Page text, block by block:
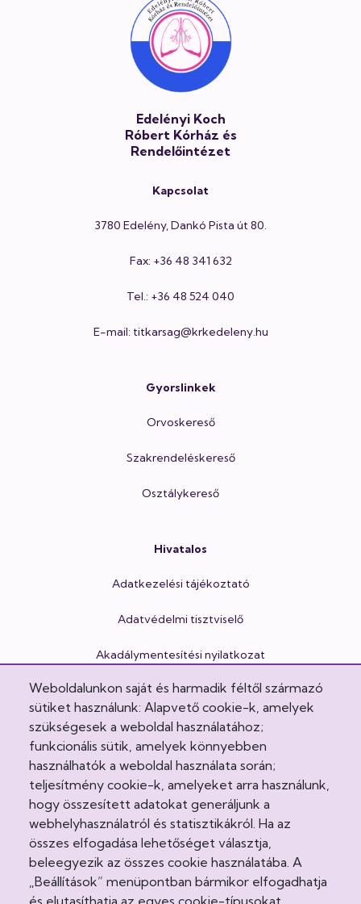
Edelényi Koch
Róbert Kórház és
Rendelőintézet
Kapcsolat
3780 Edelény, Dankó Pista út 80.
Fax: +36 48 341 632
Tel.: +36 48 524 040
E-mail: titkarsag@krkedeleny.hu
Gyorslinkek
Orvoskereső
Szakrendeléskereső
Osztálykereső
Hivatalos
Adatkezelési tájékoztató
Adatvédelmi tisztviselő
Akadálymentesítési nyilatkozat
Cookie Policy
Egészségvonal
Felhasználási feltételek
Impresszum
Intézeti házirend
Jogi nyilatkozatok
Weboldalunkon saját és harmadik féltől származó
sütiket használunk: Alapvető cookie-k, amelyek
szükségesek a weboldal használatához;
funkcionális sütik, amelyek könnyebben
használhatók a weboldal használata során;
teljesítmény cookie-k, amelyeket arra használunk,
hogy összesített adatokat generáljunk a
webhelyhasználatról és statisztikákról. Ha az
összes elfogadása lehetőséget választja,
beleegyezik az összes cookie használatába. A
„Beállítások” menüpontban bármikor elfogadhatja